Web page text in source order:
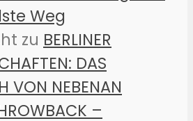
Weg
zu BERLINER
DAS
VON NEBENAN
–